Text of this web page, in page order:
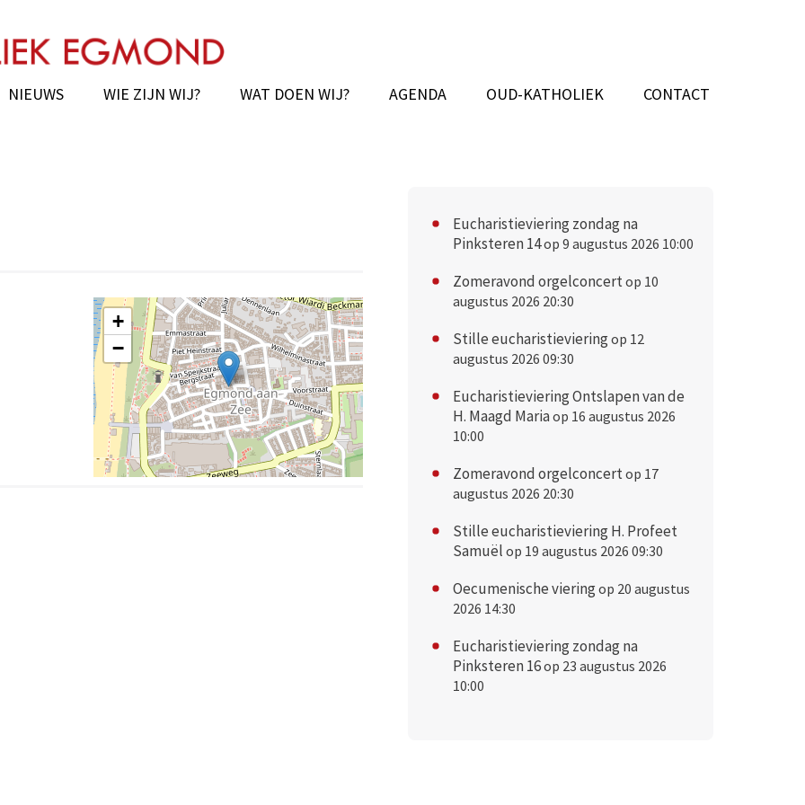
van Egmond
NIEUWS WIE ZIJN WIJ? WAT DOEN WIJ? AGENDA OUD-KATHOLIEK CONTACT
+
−
Eucharistieviering zondag na
Pinksteren 14op 9 augustus 2026 10:00
Zomeravond orgelconcertop 10
augustus 2026 20:30
Stille eucharistievieringop 12
augustus 2026 09:30
Eucharistieviering Ontslapen van de
H. Maagd Mariaop 16 augustus 2026
10:00
Zomeravond orgelconcertop 17
augustus 2026 20:30
Stille eucharistieviering H. Profeet
Samuël op 19 augustus 2026 09:30
Oecumenische vieringop 20 augustus
2026 14:30
Eucharistieviering zondag na
Pinksteren 16op 23 augustus 2026
10:00